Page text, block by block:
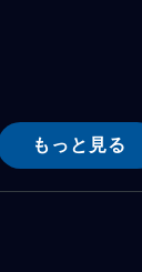
もっと見る